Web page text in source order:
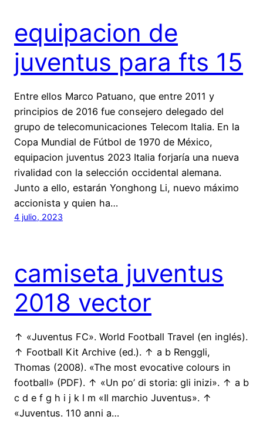
equipacion de
juventus para fts 15
Entre ellos Marco Patuano, que entre 2011 y
principios de 2016 fue consejero delegado del
grupo de telecomunicaciones Telecom Italia. En la
Copa Mundial de Fútbol de 1970 de México,
equipacion juventus 2023 Italia forjaría una nueva
rivalidad con la selección occidental alemana.
Junto a ello, estarán Yonghong Li, nuevo máximo
accionista y quien ha…
4 julio, 2023
camiseta juventus
2018 vector
↑ «Juventus FC». World Football Travel (en inglés).
↑ Football Kit Archive (ed.). ↑ a b Renggli,
Thomas (2008). «The most evocative colours in
football» (PDF). ↑ «Un po’ di storia: gli inizi». ↑ a b
c d e f g h i j k l m «Il marchio Juventus». ↑
«Juventus. 110 anni a…